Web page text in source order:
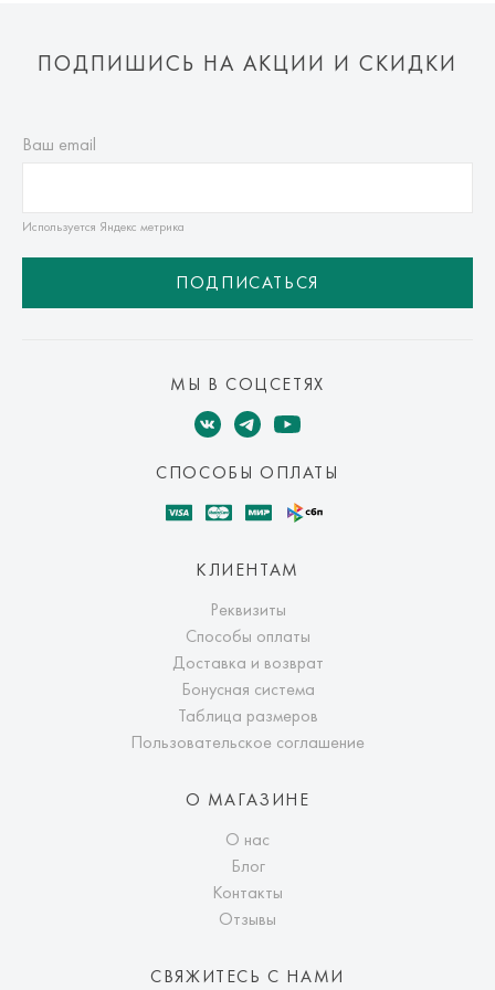
ПОДПИШИСЬ НА АКЦИИ И СКИДКИ
Ваш email
Используется Яндекс метрика
ПОДПИСАТЬСЯ
МЫ В СОЦСЕТЯХ
СПОСОБЫ ОПЛАТЫ
КЛИЕНТАМ
Реквизиты
Способы оплаты
Доставка и возврат
Бонусная система
Таблица размеров
Пользовательское соглашение
О МАГАЗИНЕ
О нас
Блог
Контакты
Отзывы
СВЯЖИТЕСЬ С НАМИ